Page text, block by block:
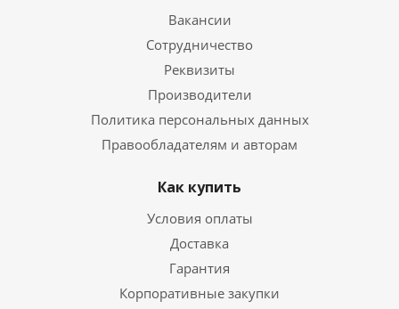
Вакансии
Сотрудничество
Реквизиты
Производители
Политика персональных данных
Правообладателям и авторам
Как купить
Условия оплаты
Доставка
Гарантия
Корпоративные закупки